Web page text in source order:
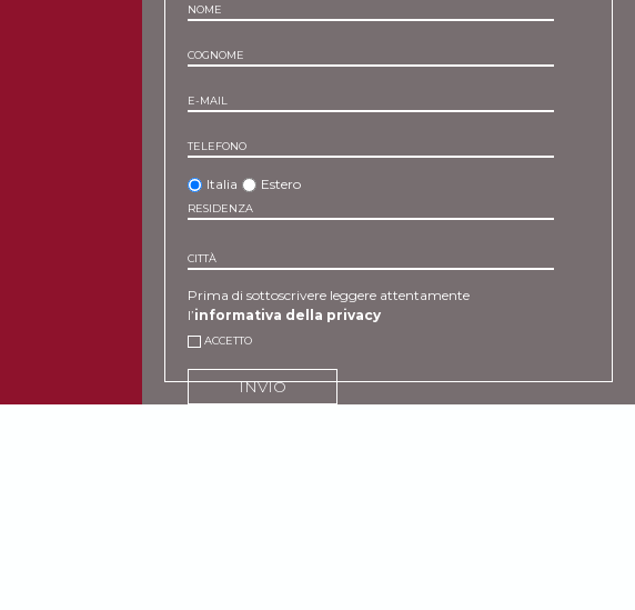
NOME
COGNOME
E-MAIL
TELEFONO
Italia Estero
RESIDENZA
CITTÀ
Prima di sottoscrivere leggere attentamente
l’informativa della privacy
ACCETTO
INVIO